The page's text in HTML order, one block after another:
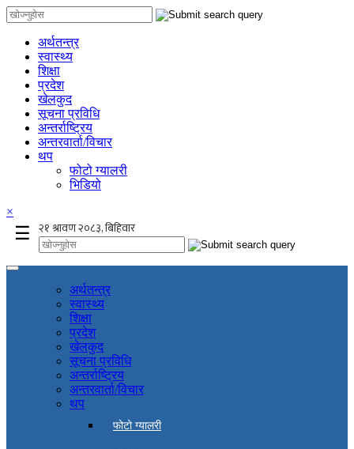
अर्थतन्त्र
स्वास्थ्य
शिक्षा
प्रदेश
खेलकुद
सूचना प्रविधि
अन्तर्राष्ट्रिय
अन्तरवार्ता/विचार
थप
फोटो ग्यालरी
भिडियो
×
☰
अर्थतन्त्र
स्वास्थ्य
शिक्षा
प्रदेश
खेलकुद
सूचना प्रविधि
अन्तर्राष्ट्रिय
अन्तरवार्ता/विचार
थप
फोटो ग्यालरी